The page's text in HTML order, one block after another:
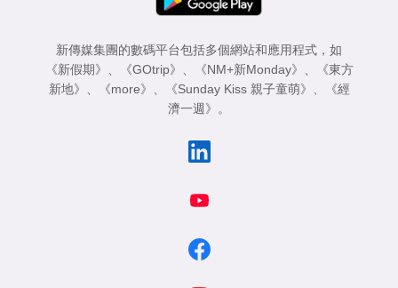
新傳媒集團的數碼平台包括多個網站和應用程式，如
《新假期》
《GOtrip》 《NM+新Monday》
《東方
新地》
《more》 《Sunday Kiss 親子童萌》
《經
濟一週》
。